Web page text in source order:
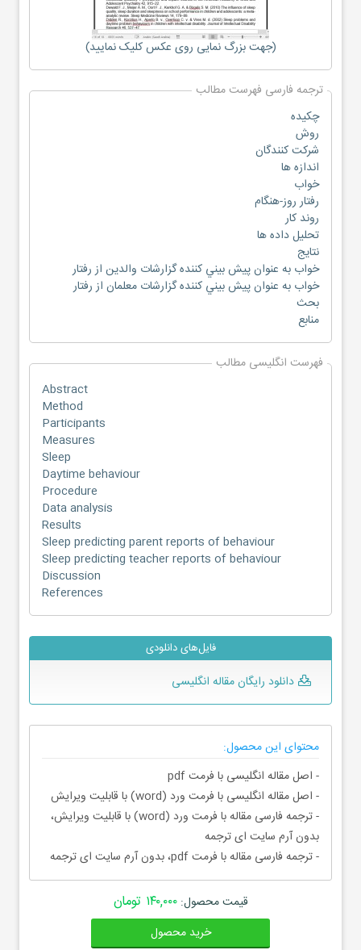
(جهت بزرگ نمایی روی عکس کلیک نمایید)
ترجمه فارسی فهرست مطالب
چكيده
روش
شركت كنندگان
اندازه ها
خواب
رفتار روز-هنگام
روند كار
تحليل داده ها
نتايج
خواب به عنوان پيش بيني كننده گزارشات والدين از رفتار
خواب به عنوان پيش بيني كننده گزارشات معلمان از رفتار
بحث
منابع
فهرست انگلیسی مطالب
Abstract
Method
Participants
Measures
Sleep
Daytime behaviour
Procedure
Data analysis
Results
Sleep predicting parent reports of behaviour
Sleep predicting teacher reports of behaviour
Discussion
References
فایل‌های دانلودی
دانلود رایگان مقاله انگلیسی
محتوای این محصول:
- اصل مقاله انگلیسی با فرمت pdf
- اصل مقاله انگلیسی با فرمت ورد (word) با قابلیت ویرایش
- ترجمه فارسی مقاله با فرمت ورد (word) با قابلیت ویرایش،
بدون آرم سایت ای ترجمه
- ترجمه فارسی مقاله با فرمت pdf، بدون آرم سایت ای ترجمه
قیمت محصول:۱۴۰,۰۰۰ تومان
خرید محصول